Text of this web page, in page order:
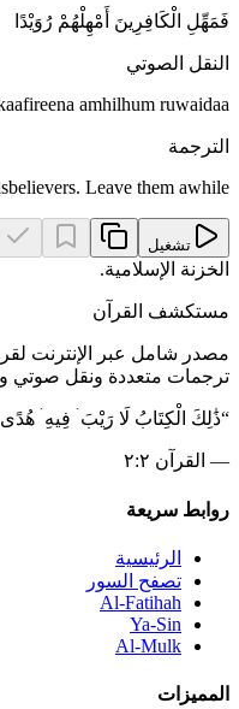
فَمَهِّلِ الْكَافِرِينَ أَمْهِلْهُمْ رُوَيْدًا
النقل الصوتي
amhilhum ruwaidaa
الترجمة
Leave them awhile.
تشغيل
الخزنة الإسلامية.
مستكشف القرآن
مصدر شامل عبر الإنترنت
ترجمات متعددة ونقل صوتي
“ذَٰلِكَ الْكِتَابُ لَا رَيْبَ ۛ فِيهِ ۛ هُدًى
— القرآن ٢:٢
روابط سريعة
الرئيسية
تصفح السور
Al-Fatihah
Ya-Sin
Al-Mulk
المميزات